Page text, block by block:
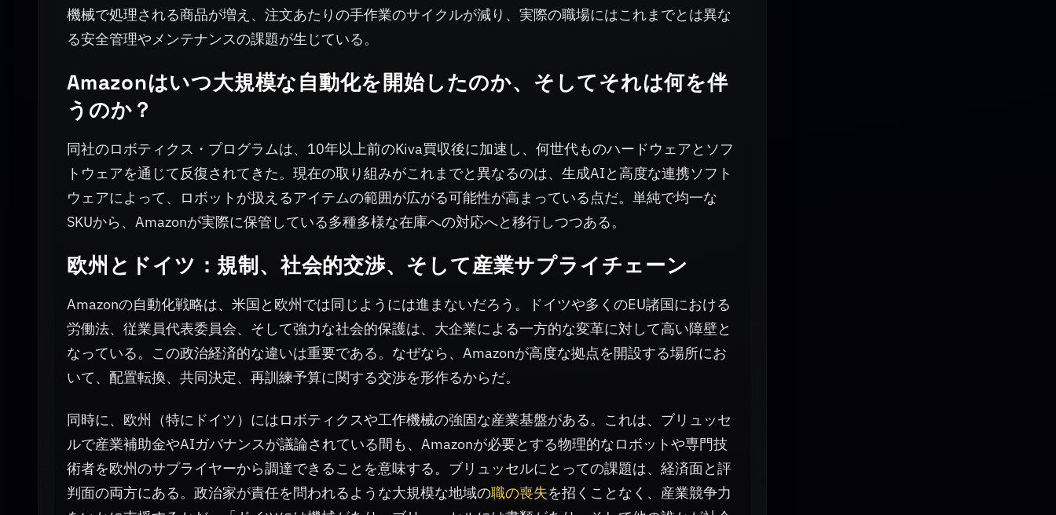
機械で処理される商品が増え、注文あたりの手作業のサイクルが減り、実際の職場にはこれまでとは異な
る安全管理やメンテナンスの課題が生じている。
Amazonはいつ大規模な自動化を開始したのか、そしてそれは何を伴
うのか？
同社のロボティクス・プログラムは、10年以上前のKiva買収後に加速し、何世代ものハードウェアとソフ
トウェアを通じて反復されてきた。現在の取り組みがこれまでと異なるのは、生成AIと高度な連携ソフト
ウェアによって、ロボットが扱えるアイテムの範囲が広がる可能性が高まっている点だ。単純で均一な
SKUから、Amazonが実際に保管している多種多様な在庫への対応へと移行しつつある。
欧州とドイツ：規制、社会的交渉、そして産業サプライチェーン
Amazonの自動化戦略は、米国と欧州では同じようには進まないだろう。ドイツや多くのEU諸国における
労働法、従業員代表委員会、そして強力な社会的保護は、大企業による一方的な変革に対して高い障壁と
なっている。この政治経済的な違いは重要である。なぜなら、Amazonが高度な拠点を開設する場所にお
いて、配置転換、共同決定、再訓練予算に関する交渉を形作るからだ。
同時に、欧州（特にドイツ）にはロボティクスや工作機械の強固な産業基盤がある。これは、ブリュッセ
ルで産業補助金やAIガバナンスが議論されている間も、Amazonが必要とする物理的なロボットや専門技
術者を欧州のサプライヤーから調達できることを意味する。ブリュッセルにとっての課題は、経済面と評
判面の両方にある。政治家が責任を問われるような大規模な地域の職の喪失を招くことなく、産業競争力